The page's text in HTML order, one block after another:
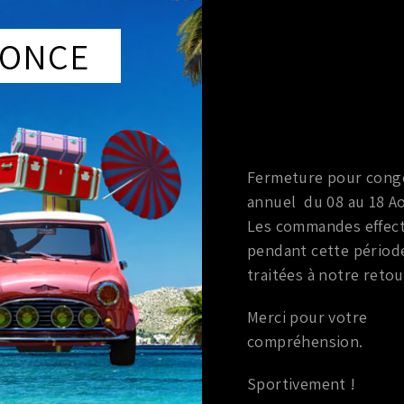
GLACE VITRE
NISSAN 350Z
03-08
€ TTC
au panier
Fermeture pour
annuel du 08 au 18
Les commandes
pendant cette
traitées à notre
Merci pour votre
compréhension.
Sportivement !